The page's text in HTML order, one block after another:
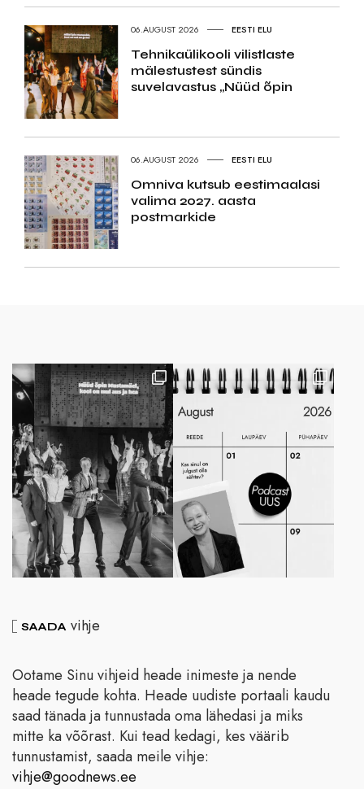
06.AUGUST 2026 EESTI ELU
Tehnikaülikooli vilistlaste
mälestustest sündis
suvelavastus „Nüüd õpin
06.AUGUST 2026 EESTI ELU
Omniva kutsub eestimaalasi
valima 2027. aasta
postmarkide
SAADA vihje
Ootame Sinu vihjeid heade inimeste ja nende
heade tegude kohta. Heade uudiste portaali kaudu
saad tänada ja tunnustada oma lähedasi ja miks
mitte ka võõrast. Kui tead kedagi, kes väärib
tunnustamist, saada meile vihje:
vihje@goodnews.ee